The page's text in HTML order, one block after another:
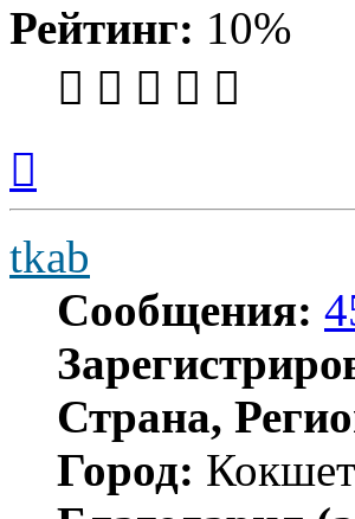
Рейтинг: 10%
началу
tkab
Сообщения:
Страна,
Город: